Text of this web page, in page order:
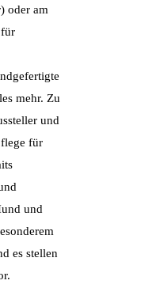
oder am
für
mehr. Zu
und
für
und
es stellen